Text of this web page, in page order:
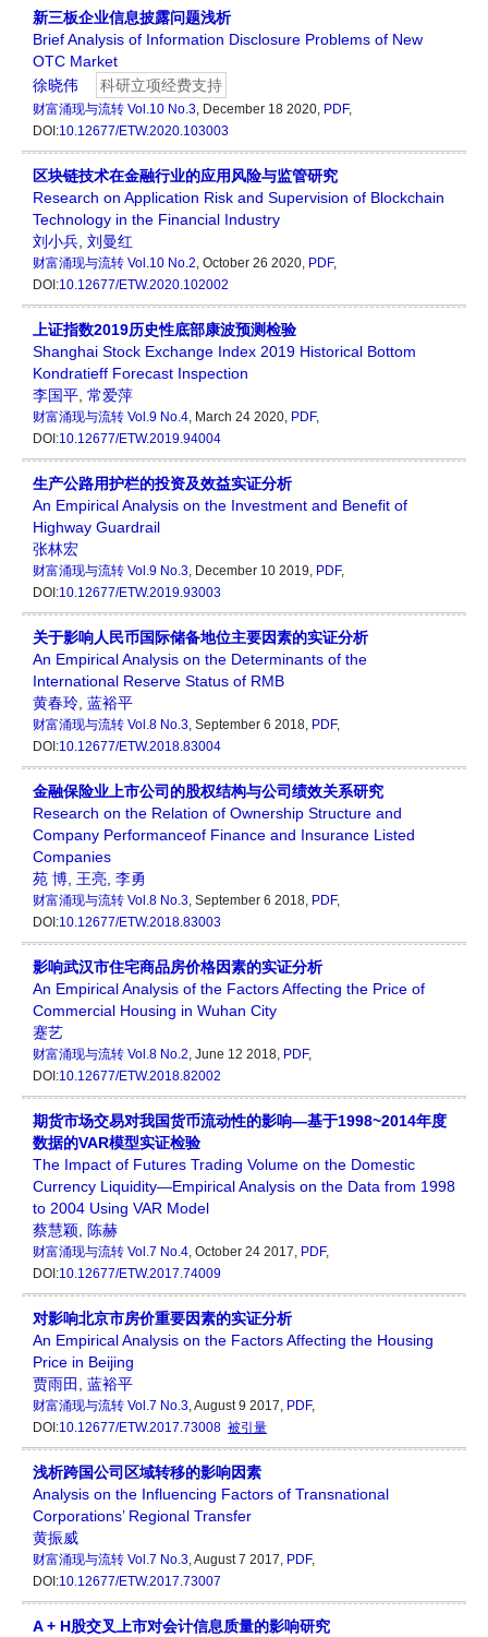
新三板企业信息披露问题浅析
Brief Analysis of Information Disclosure Problems of New
OTC Market
徐晓伟
科研立项经费支持
财富涌现与流转 Vol.10 No.3, December 18 2020, PDF,
DOI:10.12677/ETW.2020.103003
区块链技术在金融行业的应用风险与监管研究
Research on Application Risk and Supervision of Blockchain
Technology in the Financial Industry
刘小兵 刘曼红
财富涌现与流转 Vol.10 No.2, October 26 2020, PDF,
DOI:10.12677/ETW.2020.102002
上证指数2019历史性底部康波预测检验
Shanghai Stock Exchange Index 2019 Historical Bottom
Kondratieff Forecast Inspection
李国平 常爱萍
财富涌现与流转 Vol.9 No.4, March 24 2020, PDF,
DOI:10.12677/ETW.2019.94004
生产公路用护栏的投资及效益实证分析
An Empirical Analysis on the Investment and Benefit of
Highway Guardrail
张林宏
财富涌现与流转 Vol.9 No.3, December 10 2019, PDF,
DOI:10.12677/ETW.2019.93003
关于影响人民币国际储备地位主要因素的实证分析
An Empirical Analysis on the Determinants of the
International Reserve Status of RMB
黄春玲 蓝裕平
财富涌现与流转 Vol.8 No.3, September 6 2018, PDF,
DOI:10.12677/ETW.2018.83004
金融保险业上市公司的股权结构与公司绩效关系研究
Research on the Relation of Ownership Structure and
Company Performanceof Finance and Insurance Listed
Companies
苑 博 王亮 李勇
财富涌现与流转 Vol.8 No.3, September 6 2018, PDF,
DOI:10.12677/ETW.2018.83003
影响武汉市住宅商品房价格因素的实证分析
An Empirical Analysis of the Factors Affecting the Price of
Commercial Housing in Wuhan City
蹇艺
财富涌现与流转 Vol.8 No.2, June 12 2018, PDF,
DOI:10.12677/ETW.2018.82002
期货市场交易对我国货币流动性的影响—基于1998~2014年度
数据的VAR模型实证检验
The Impact of Futures Trading Volume on the Domestic
Currency Liquidity—Empirical Analysis on the Data from 1998
to 2004 Using VAR Model
蔡慧颖
陈赫
财富涌现与流转 Vol.7 No.4, October 24 2017, PDF,
DOI:10.12677/ETW.2017.74009
对影响北京市房价重要因素的实证分析
An Empirical Analysis on the Factors Affecting the Housing
Price in Beijing
贾雨田
蓝裕平
财富涌现与流转 Vol.7 No.3, August 9 2017, PDF,
DOI:10.12677/ETW.2017.73008 被引量
浅析跨国公司区域转移的影响因素
Analysis on the Influencing Factors of Transnational
Corporations’ Regional Transfer
黄振威
财富涌现与流转 Vol.7 No.3, August 7 2017, PDF,
DOI:10.12677/ETW.2017.73007
A + H股交叉上市对会计信息质量的影响研究